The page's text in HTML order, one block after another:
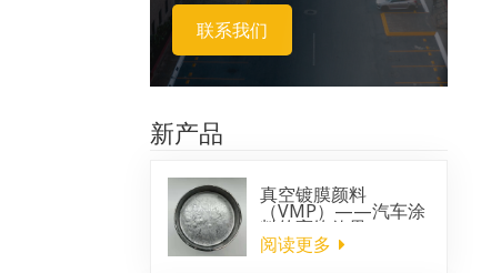
联系我们
新产品
真空镀膜颜料
（VMP）——汽车涂
料的亮铬效果
阅读更多